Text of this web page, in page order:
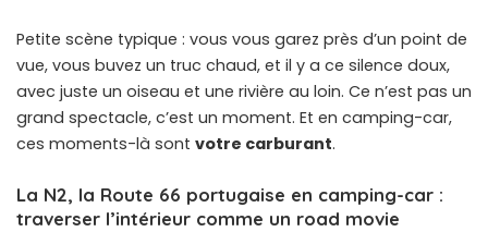
Petite scène typique : vous vous garez près d’un point de
vue, vous buvez un truc chaud, et il y a ce silence doux,
avec juste un oiseau et une rivière au loin. Ce n’est pas un
grand spectacle, c’est un moment. Et en camping-car,
ces moments-là sont votre carburant.
La N2, la Route 66 portugaise en camping-car :
traverser l’intérieur comme un road movie